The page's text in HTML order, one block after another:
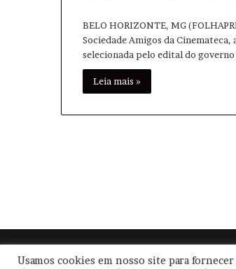
BELO HORIZONTE, MG
Sociedade Amigos da Cinemateca,
selecionada pelo edital do
Leia mais »
2026, Todos os
Usamos cookies em nosso site para